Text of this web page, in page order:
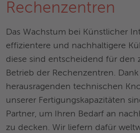
Rechenzentren
Das Wachstum bei Künstlicher
effizientere und nachhaltigere
diese sind entscheidend für den
Betrieb der Rechenzentren.
herausragenden technischen
unserer Fertigungskapazitäten
Partner, um Ihren Bedarf an
zu decken. Wir liefern dafür